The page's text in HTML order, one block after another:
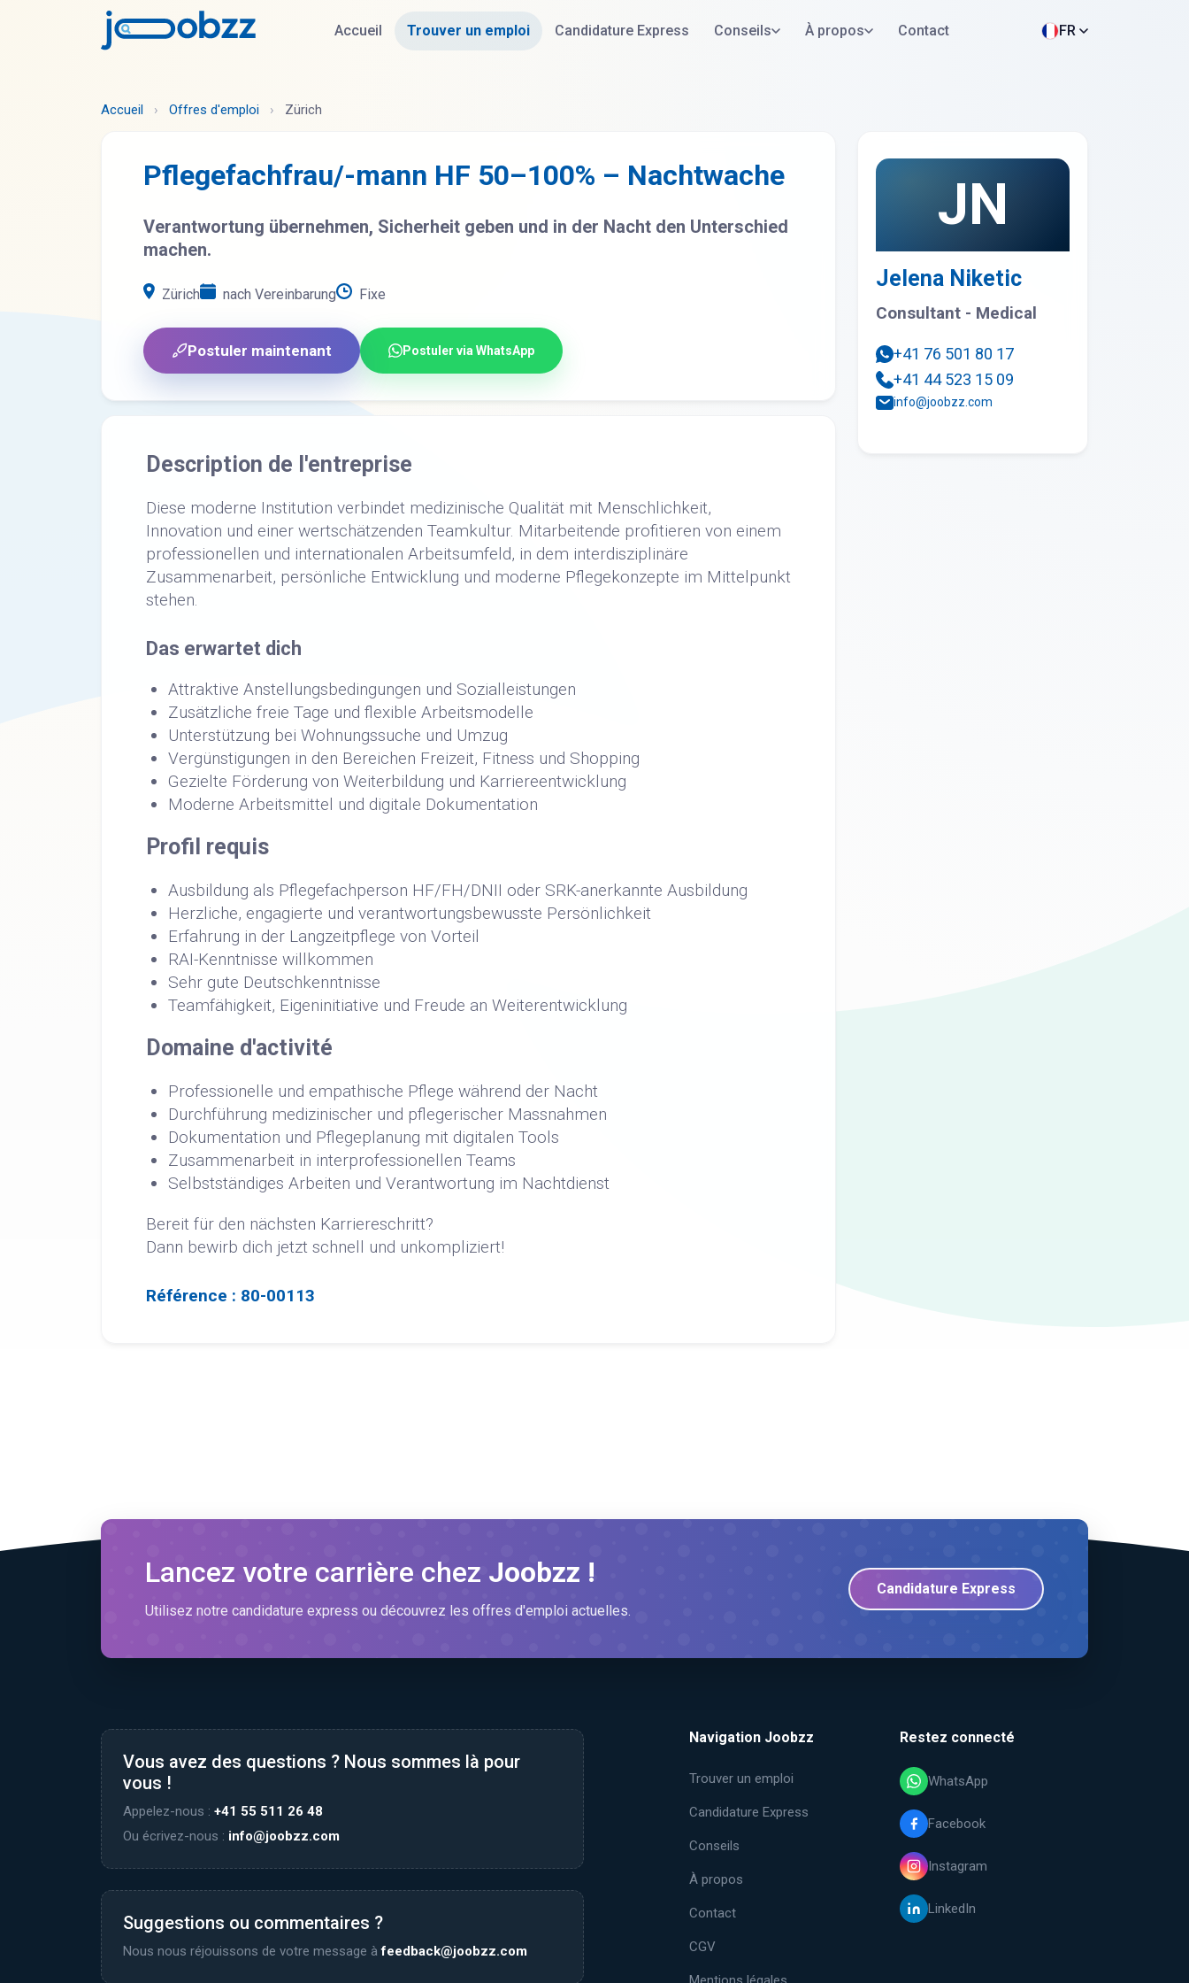
Accueil Trouver un emploi Candidature Express Conseils À propos Contact FR
Accueil › Offres d'emploi › Zürich
Pflegefachfrau/-mann HF 50–100% – Nachtwache
Verantwortung übernehmen, Sicherheit geben und in der Nacht den Unterschied
machen.
Zürich nach Vereinbarung Fixe
Postuler maintenant Postuler via WhatsApp
Description de l'entreprise
Diese moderne Institution verbindet medizinische Qualität mit Menschlichkeit,
Innovation und einer wertschätzenden Teamkultur. Mitarbeitende profitieren von einem
professionellen und internationalen Arbeitsumfeld, in dem interdisziplinäre
Zusammenarbeit, persönliche Entwicklung und moderne Pflegekonzepte im Mittelpunkt
stehen.
Das erwartet dich
Attraktive Anstellungsbedingungen und Sozialleistungen
Zusätzliche freie Tage und flexible Arbeitsmodelle
Unterstützung bei Wohnungssuche und Umzug
Vergünstigungen in den Bereichen Freizeit, Fitness und Shopping
Gezielte Förderung von Weiterbildung und Karriereentwicklung
Moderne Arbeitsmittel und digitale Dokumentation
Profil requis
Ausbildung als Pflegefachperson HF/FH/DNII oder SRK-anerkannte Ausbildung
Herzliche, engagierte und verantwortungsbewusste Persönlichkeit
Erfahrung in der Langzeitpflege von Vorteil
RAI-Kenntnisse willkommen
Sehr gute Deutschkenntnisse
Teamfähigkeit, Eigeninitiative und Freude an Weiterentwicklung
Domaine d'activité
Professionelle und empathische Pflege während der Nacht
Durchführung medizinischer und pflegerischer Massnahmen
Dokumentation und Pflegeplanung mit digitalen Tools
Zusammenarbeit in interprofessionellen Teams
Selbstständiges Arbeiten und Verantwortung im Nachtdienst
Bereit für den nächsten Karriereschritt?
Dann bewirb dich jetzt schnell und unkompliziert!
Référence : 80-00113
JN
Jelena Niketic
Consultant - Medical
+41 76 501 80 17
+41 44 523 15 09
info@joobzz.com
Lancez votre carrière chez Joobzz !
Utilisez notre candidature express ou découvrez les offres d'emploi actuelles.
Candidature Express
Vous avez des questions ? Nous sommes là pour
vous !
Appelez-nous : +41 55 511 26 48
Ou écrivez-nous : info@joobzz.com
Suggestions ou commentaires ?
Nous nous réjouissons de votre message àfeedback@joobzz.com
Navigation Joobzz
Trouver un emploi
Candidature Express
Conseils
À propos
Contact
CGV
Restez connecté
WhatsApp
Facebook
Instagram
LinkedIn